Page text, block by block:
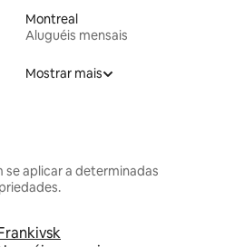
Montreal
Aluguéis mensais
Mostrar mais
se aplicar a determinadas